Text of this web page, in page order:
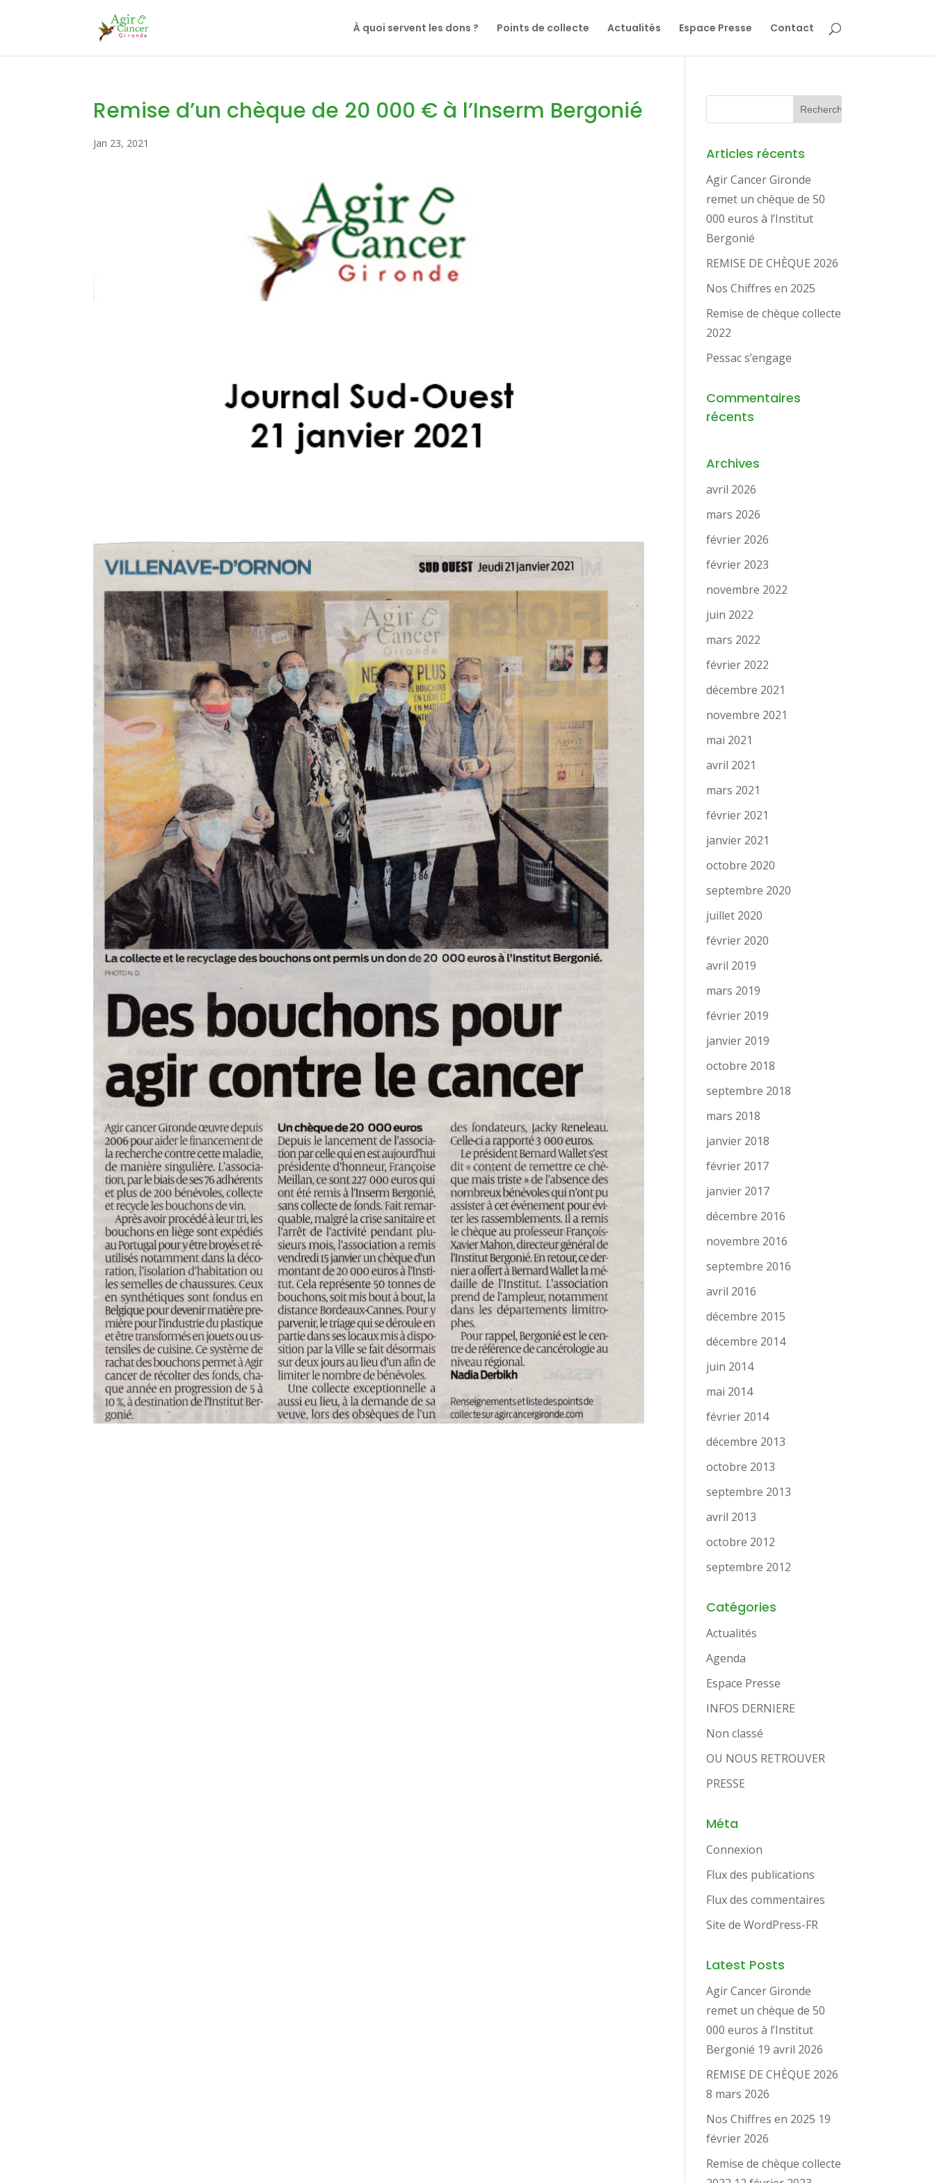
À quoi servent les dons ? Points de collecte Actualités Espace Presse Contact
Remise d’un chèque de 20 000 € à l’Inserm Bergonié
Jan 23, 2021
Articles récents
Agir Cancer Gironde
remet un chèque de 50
000 euros à l’Institut
Bergonié
REMISE DE CHÈQUE 2026
Nos Chiffres en 2025
Remise de chèque collecte
2022
Pessac s’engage
Commentaires
récents
Archives
avril 2026
mars 2026
février 2026
février 2023
novembre 2022
juin 2022
mars 2022
février 2022
décembre 2021
novembre 2021
mai 2021
avril 2021
mars 2021
février 2021
janvier 2021
octobre 2020
septembre 2020
juillet 2020
février 2020
avril 2019
mars 2019
février 2019
janvier 2019
octobre 2018
septembre 2018
mars 2018
janvier 2018
février 2017
janvier 2017
décembre 2016
novembre 2016
septembre 2016
avril 2016
décembre 2015
décembre 2014
juin 2014
mai 2014
février 2014
décembre 2013
octobre 2013
septembre 2013
avril 2013
octobre 2012
septembre 2012
Catégories
Actualités
Agenda
Espace Presse
INFOS DERNIERE
Non classé
OU NOUS RETROUVER
PRESSE
Méta
Connexion
Flux des publications
Flux des commentaires
Site de WordPress-FR
Latest Posts
Agir Cancer Gironde
remet un chèque de 50
000 euros à l’Institut
Bergonié 19 avril 2026
REMISE DE CHÈQUE 2026
8 mars 2026
Nos Chiffres en 2025 19
février 2026
Remise de chèque collecte